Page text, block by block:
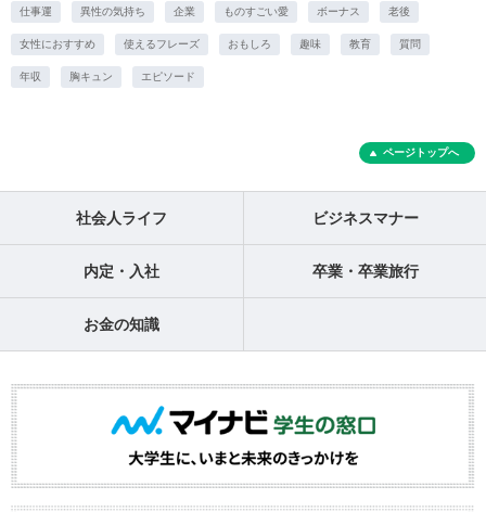
仕事運 異性の気持ち 企業 ものすごい愛 ボーナス 老後
女性におすすめ 使えるフレーズ おもしろ 趣味 教育 質問
年収 胸キュン エピソード
ページトップへ
社会人ライフ ビジネスマナー
内定・入社 卒業・卒業旅行
お金の知識